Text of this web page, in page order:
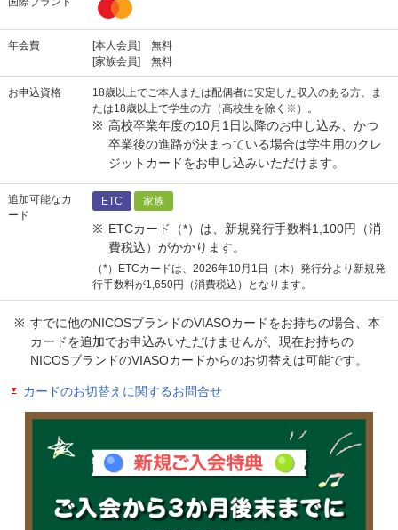
年会費
[本人会員] 無料
[家族会員] 無料
お申込資格
18歳以上でご本人または配偶者に安定した収入のある方、ま
たは18歳以上で学生の方（高校生を除く※）。
高校卒業年度の10月1日以降のお申し込み、かつ
卒業後の進路が決まっている場合は学生用のクレ
ジットカードをお申し込みいただけます。
追加可能なカ
ード
ETC 家族
ETCカード（*）は、新規発行手数料1,100円（消
費税込）がかかります。
（*）ETCカードは、2026年10月1日（木）発行分より新規発
行手数料が1,650円（消費税込）となります。
すでに他のNICOSブランドのVIASOカードをお持ちの場合、本
カードを追加でお申込みいただけませんが、現在お持ちの
NICOSブランドのVIASOカードからのお切替えは可能です。
カードのお切替えに関するお問合せ